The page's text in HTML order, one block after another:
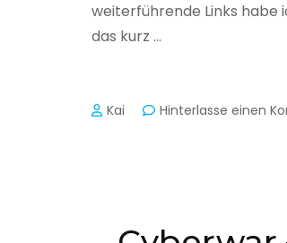
weiterführende Links habe
das kurz …
Kai Hinterlasse einen